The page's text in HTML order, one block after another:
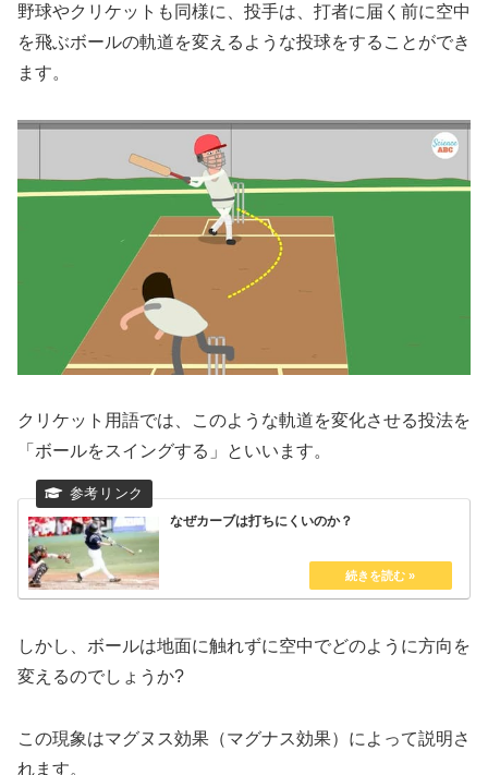
野球やクリケットも同様に、投手は、打者に届く前に空中
を飛ぶボールの軌道を変えるような投球をすることができ
ます。
クリケット用語では、このような軌道を変化させる投法を
「ボールをスイングする」といいます。
なぜカーブは打ちにくいのか？
しかし、ボールは地面に触れずに空中でどのように方向を
変えるのでしょうか?
この現象はマグヌス効果（マグナス効果）によって説明さ
れます。